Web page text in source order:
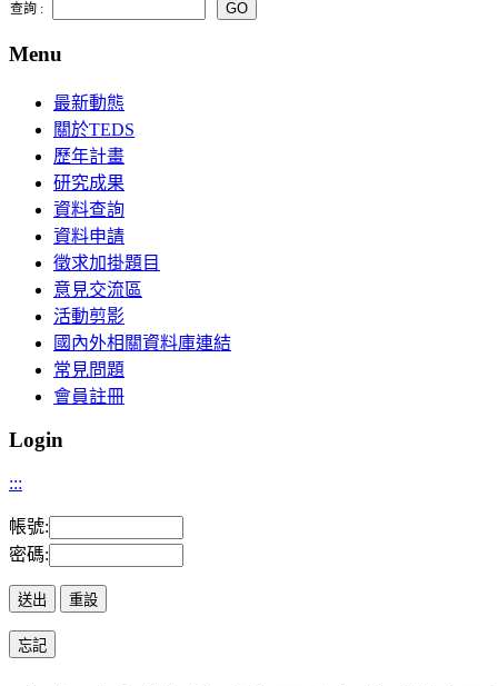
查詢 :
Menu
最新動態
關於TEDS
歷年計畫
研究成果
資料查詢
資料申請
徵求加掛題目
意見交流區
活動剪影
國內外相關資料庫連結
常見問題
會員註冊
Login
:::
帳號:
密碼: